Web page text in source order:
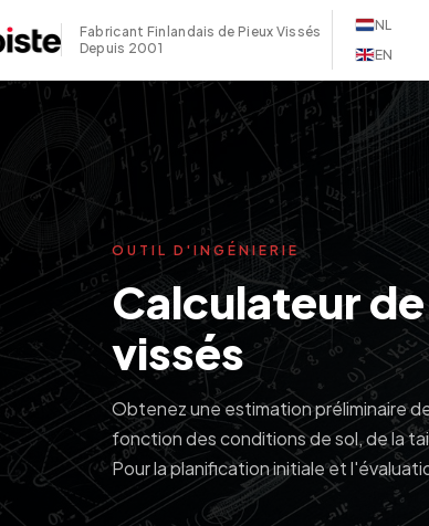
Fabricant Finlandais de Pieux Vissés
Depuis 2001
NL
EN
OUTIL D'INGÉNIERIE
Calculateur
vissés
Obtenez une estimation préliminaire
fonction des conditions de sol, de la
Pour la planification initiale et